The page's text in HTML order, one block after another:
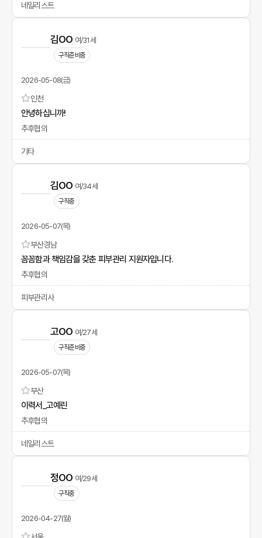
네일리스트
김OO 여/31세
구직준비중
2026-05-08(금)
인천
안녕하십니까!
추후협의
기타
김OO 여/34세
구직중
2026-05-07(목)
부산경남
꼼꼼함과 책임감을 갖춘 피부관리 지원자입니다.
추후협의
피부관리사
고OO 여/27세
구직준비중
2026-05-07(목)
부산
이력서_고예린
추후협의
네일리스트
정OO 여/29세
구직중
2026-04-27(월)